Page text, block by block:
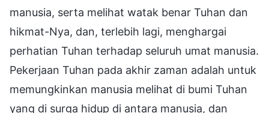
manusia, serta melihat watak benar Tuhan dan
hikmat-Nya, dan, terlebih lagi, menghargai
perhatian Tuhan terhadap seluruh umat manusia.
Pekerjaan Tuhan pada akhir zaman adalah untuk
memungkinkan manusia melihat di bumi Tuhan
yang di surga hidup di antara manusia, dan